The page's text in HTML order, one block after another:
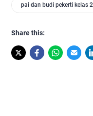
pai dan budi pekerti kelas 2
Share this: